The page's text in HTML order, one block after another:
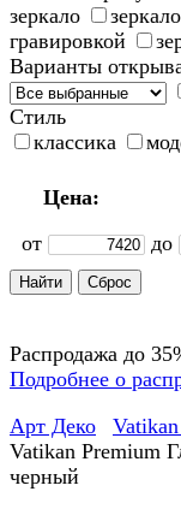
зеркало
гравировкой
Варианты
Стиль
классика
Цена:
от
до
Распродажа до
Подробнее о
Арт Деко
Vatikan Premium
черный